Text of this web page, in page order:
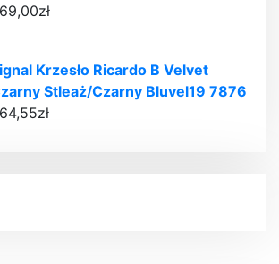
zł
Krzesło Ricardo B Velvet
Stleaż/Czarny Bluvel19 7876
zł